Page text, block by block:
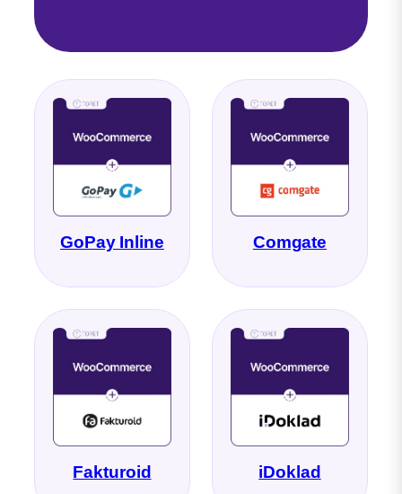
GoPay Inline Comgate
Fakturoid iDoklad